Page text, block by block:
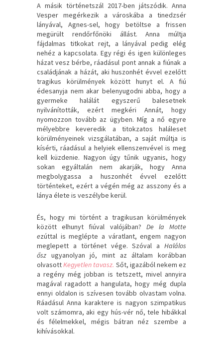
A másik történetszál 2017-ben játszódik. Anna
Vesper megérkezik a városkába a tinedzsér
lányával, Agnes-sel, hogy betöltse a frissen
megürült rendőrfőnöki állást. Anna múltja
fájdalmas titkokat rejt, a lányával pedig elég
nehéz a kapcsolata. Egy régi és igen különleges
házat vesz bérbe, ráadásul pont annak a fiúnak a
családjának a házát, aki huszonhét évvel ezelőtt
tragikus körülmények között hunyt el. A fiú
édesanyja nem akar belenyugodni abba, hogy a
gyermeke halálát egyszerű balesetnek
nyilvánították, ezért megkéri Annát, hogy
nyomozzon tovább az ügyben. Míg a nő egyre
mélyebbre keveredik a titokzatos haláleset
körülményeinek vizsgálatában, a saját múltja is
kísérti, ráadásul a helyiek ellenszenvével is meg
kell küzdenie. Nagyon úgy tűnik ugyanis, hogy
sokan egyáltalán nem akarják, hogy Anna
megbolygassa a huszonhét évvel ezelőtt
történteket, ezért a végén még az asszony és a
lánya élete is veszélybe kerül.
És, hogy mi történt a tragikusan körülmények
között elhunyt fiúval valójában? De la Motte
ezúttal is meglépte a váratlant, engem nagyon
meglepett a történet vége. Szóval a Halálos
ősz ugyanolyan jó, mint az általam korábban
olvasottKegyetlen tavasz. Sőt, igazából nekem ez
a regény még jobban is tetszett, mivel annyira
magával ragadott a hangulata, hogy még dupla
ennyi oldalon is szívesen tovább olvastam volna.
Ráadásul Anna karaktere is nagyon szimpatikus
volt számomra, aki egy hús-vér nő, tele hibákkal
és félelmekkel, mégis bátran néz szembe a
kihívásokkal.